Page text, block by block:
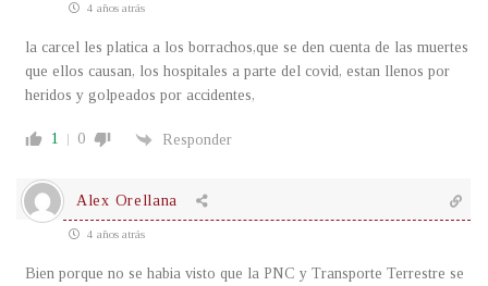
4 años atrás
la carcel les platica a los borrachos,que se den cuenta de las muertes
que ellos causan, los hospitales a parte del covid, estan llenos por
heridos y golpeados por accidentes,
1 0 Responder
Alex Orellana
4 años atrás
Bien porque no se habia visto que la PNC y Transporte Terrestre se